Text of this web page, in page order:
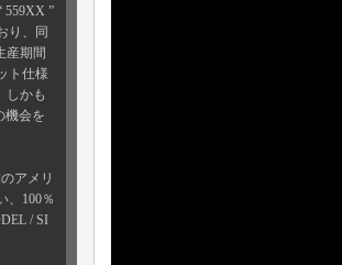
559XX ”
り、同
産期間
ト仕様
しかも
機会を
アメリ
、100％
/ SI